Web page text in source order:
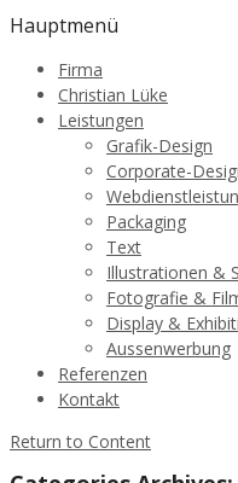
Hauptmenü
Firma
Christian Lüke
Leistungen
Grafik-Design
Corporate-
Packaging
Text
Illustrationen &
Fotografie &
Display &
Aussenwerbung
Referenzen
Kontakt
Return to Content